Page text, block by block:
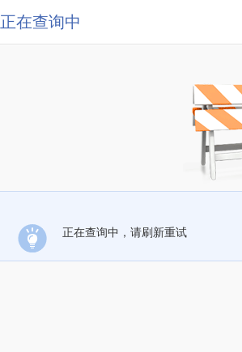
正在查询中
正在查询中，请刷新重试